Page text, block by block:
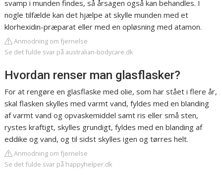
svamp i munden findes, så årsagen også kan behandles. I
nogle tilfælde kan det hjælpe at skylle munden med et
klorhexidin-præparat eller med en opløsning med atamon.
Anmodning om fjernelse
Se det fulde svar på australian-bodycare.dk
Hvordan renser man glasflasker?
For at rengøre en glasflaske med olie, som har stået i flere år,
skal flasken skylles med varmt vand, fyldes med en blanding
af varmt vand og opvaskemiddel samt ris eller små sten,
rystes kraftigt, skylles grundigt, fyldes med en blanding af
eddike og vand, og til sidst skylles igen og tørres helt.
Anmodning om fjernelse
Se det fulde svar på happyhelper.dk